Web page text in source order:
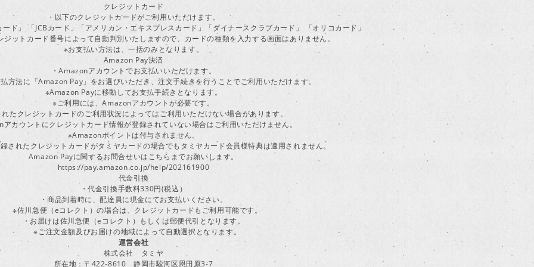
クレジットカード
・以下のクレジットカードがご利用いただけます。
ド」 「JCBカード」「アメリカン・エキスプレスカード」「ダイナースクラブカード」 「オリコカード」
ットカード番号によって自動判別いたしますので、カードの種類を入力する画面はありません。
※お支払い方法は、一括のみとなります。
Amazon Pay決済
・Amazonアカウントでお支払いいただけます。
方法に「Amazon Pay」をお選びいただき、注文手続きを行うことでご利用いただけます。
※Amazon Payに移動してお支払手続きとなります。
※ご利用には、Amazonアカウントが必要です。
たクレジットカードのご利用状況によってはご利用いただけない場合があります。
カウントにクレジットカード情報が登録されていない場合はご利用いただけません。
※Amazonポイントは付与されません。
されたクレジットカードがタミヤカードの場合でもタミヤカード会員様特典は適用されません。
Amazon Payに関するお問合せいはこちらまでお願いします。
https://pay.amazon.co.jp/help/202161900
代金引換
・代金引換手数料330円(税込）
・商品到着時に、配達員に現金にてお支払いください。
※佐川急便（eコレクト）の場合は、クレジットカードもご利用可能です。
・お届けは佐川急便（eコレクト）もしくは郵便代引となります。
※ご注文金額及びお届けの地域によって自動選択となります。
運営会社
株式会社 タミヤ
所在地：〒422-8610 静岡市駿河区恩田原3-7